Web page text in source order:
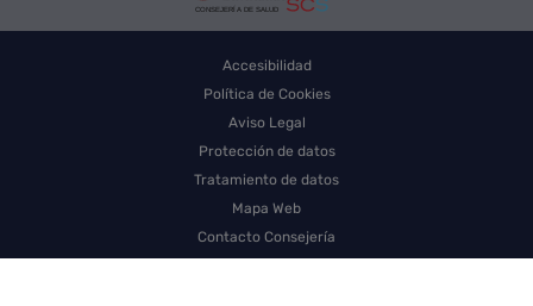
Accesibilidad
Política de Cookies
Aviso Legal
Protección de datos
Tratamiento de datos
Mapa Web
Contacto Consejería